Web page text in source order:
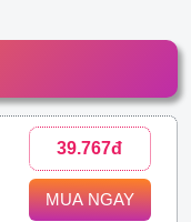
39.767đ
MUA NGAY